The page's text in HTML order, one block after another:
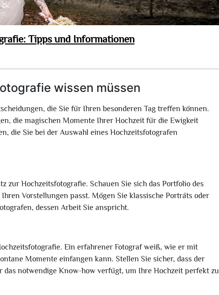
Tipps und Informationen
wissen müssen
die Sie für Ihren besonderen Tag treffen können.
die magischen Momente Ihrer Hochzeit für die Ewigkeit
die Sie bei der Auswahl eines Hochzeitsfotografen
zur Hochzeitsfotografie. Schauen Sie sich das Portfolio des
Vorstellungen passt. Mögen Sie klassische Porträts oder
dessen Arbeit Sie anspricht.
Ein erfahrener Fotograf weiß, wie er mit
Momente einfangen kann. Stellen Sie sicher, dass der
notwendige Know-how verfügt, um Ihre Hochzeit perfekt zu